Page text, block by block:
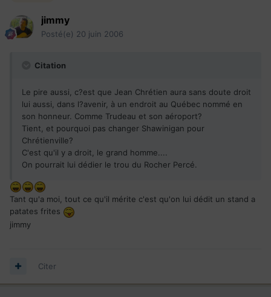
jimmy
Posté(e) 20 juin 2006
Citation
Le pire aussi, c?est que Jean Chrétien aura sans doute droit
lui aussi, dans l?avenir, à un endroit au Québec nommé en
son honneur. Comme Trudeau et son aéroport?
Tient, et pourquoi pas changer Shawinigan pour
Chrétienville?
C'est qu'il y a droit, le grand homme....
On pourrait lui dédier le trou du Rocher Percé.
Tant qu'a moi, tout ce qu'il mérite c'est qu'on lui dédit un stand a
patates frites
jimmy
Citer